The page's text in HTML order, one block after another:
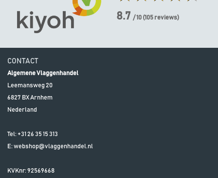
8.7 / 10 (105 reviews)
CONTACT
Algemene Vlaggenhandel
Leemansweg 20
6827 BXArnhem
Nederland
Tel: +31 26 35 15 313
E:webshop@vlaggenhandel.nl
KVKnr: 92569668